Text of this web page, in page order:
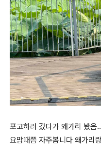
포고하러 갔다가 왜가리 봤음
요맘때쯤 자주봅니다 왜가리